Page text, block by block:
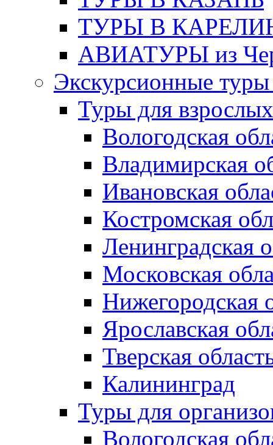
ТУРЫ В
АВИАТУРЫ из
Экскурсионные
Туры для взрослых
Вологодская
Владимирская
Ивановская
Костромская
Ленинградская
Московская
Нижегородская
Ярославская
Тверская
Калининград
Туры для
Вологодская